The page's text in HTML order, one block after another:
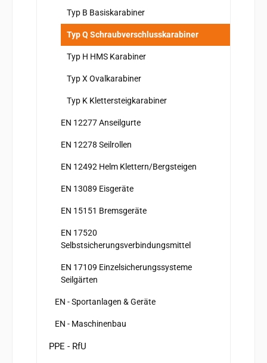
Typ B Basiskarabiner
Typ Q Schraubverschlusskarabiner
Typ H HMS Karabiner
Typ X Ovalkarabiner
Typ K Klettersteigkarabiner
EN 12277 Anseilgurte
EN 12278 Seilrollen
EN 12492 Helm Klettern/Bergsteigen
EN 13089 Eisgeräte
EN 15151 Bremsgeräte
EN 17520
Selbstsicherungsverbindungsmittel
EN 17109 Einzelsicherungssysteme
Seilgärten
EN - Sportanlagen & Geräte
EN - Maschinenbau
PPE - RfU